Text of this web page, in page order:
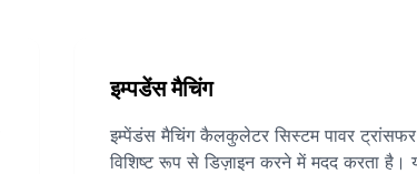
इम्पडेंस मैचिंग
इम्पेंडंस मैचिंग कैलकुलेटर सिस्टम पावर
विशिष्ट रूप से डिज़ाइन करने में मदद करता है।